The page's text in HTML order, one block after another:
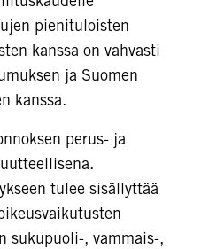
pienituloisten
kanssa on vahvasti
ja Suomen
kanssa.
perus- ja
tulee sisällyttää
sukupuoli-, vammais-,